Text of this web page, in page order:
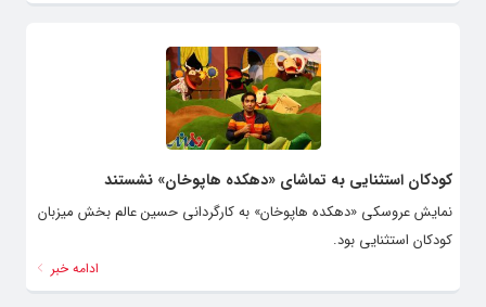
کودکان استثنایی به تماشای «دهکده هاپوخان» نشستند
نمایش عروسکی «دهکده هاپوخان» به کارگردانی حسین عالم بخش میزبان
کودکان استثنایی بود.
ادامه خبر